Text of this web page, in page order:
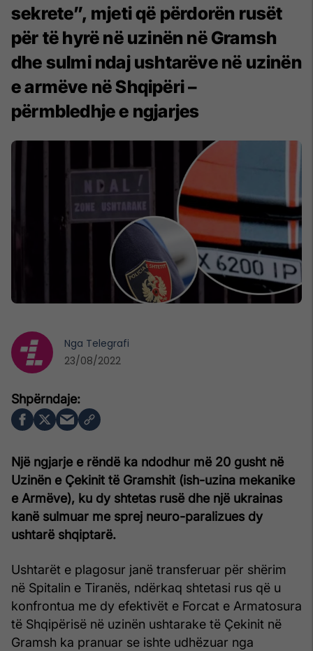
sekrete”, mjeti që përdorën rusët
për të hyrë në uzinën në Gramsh
dhe sulmi ndaj ushtarëve në uzinën
e armëve në Shqipëri –
përmbledhje e ngjarjes
Një ngjarje e rëndë ka ndodhur më 20 gusht në
Uzinën e Çekinit të Gramshit (ish-uzina mekanike
e Armëve), ku dy shtetas rusë dhe një ukrainas
kanë sulmuar me sprej neuro-paralizues dy
ushtarë shqiptarë.
Ushtarët e plagosur janë transferuar për shërim
në Spitalin e Tiranës, ndërkaq shtetasi rus që u
konfrontua me dy efektivët e Forcat e Armatosura
të Shqipërisë në uzinën ushtarake të Çekinit në
Gramsh ka pranuar se ishte udhëzuar nga
Nga Telegrafi
23/08/2022